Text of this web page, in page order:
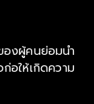
องผู้คนย่อมนำ
อให้เกิดความ